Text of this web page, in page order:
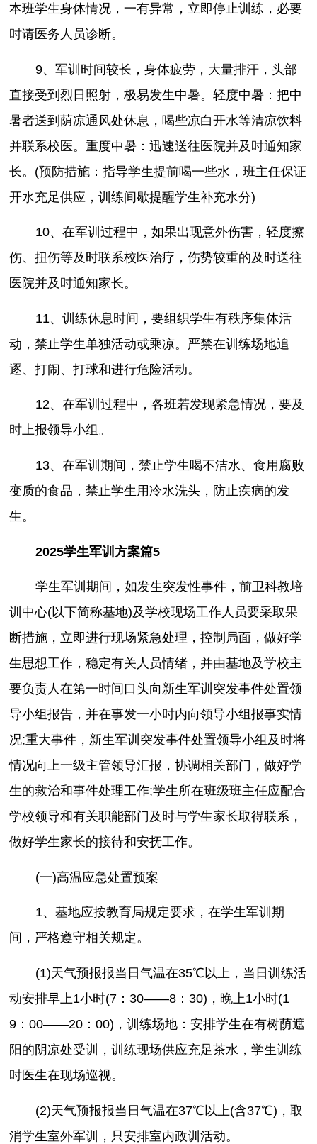
本班学生身体情况，一有异常，立即停止训练，必要
时请医务人员诊断。
9、军训时间较长，身体疲劳，大量排汗，头部
直接受到烈日照射，极易发生中暑。轻度中暑：把中
暑者送到荫凉通风处休息，喝些凉白开水等清凉饮料
并联系校医。重度中暑：迅速送往医院并及时通知家
长。(预防措施：指导学生提前喝一些水，班主任保证
开水充足供应，训练间歇提醒学生补充水分)
10、在军训过程中，如果出现意外伤害，轻度擦
伤、扭伤等及时联系校医治疗，伤势较重的及时送往
医院并及时通知家长。
11、训练休息时间，要组织学生有秩序集体活
动，禁止学生单独活动或乘凉。严禁在训练场地追
逐、打闹、打球和进行危险活动。
12、在军训过程中，各班若发现紧急情况，要及
时上报领导小组。
13、在军训期间，禁止学生喝不洁水、食用腐败
变质的食品，禁止学生用冷水洗头，防止疾病的发
生。
2025学生军训方案篇5
学生军训期间，如发生突发性事件，前卫科教培
训中心(以下简称基地)及学校现场工作人员要采取果
断措施，立即进行现场紧急处理，控制局面，做好学
生思想工作，稳定有关人员情绪，并由基地及学校主
要负责人在第一时间口头向新生军训突发事件处置领
导小组报告，并在事发一小时内向领导小组报事实情
况;重大事件，新生军训突发事件处置领导小组及时将
情况向上一级主管领导汇报，协调相关部门，做好学
生的救治和事件处理工作;学生所在班级班主任应配合
学校领导和有关职能部门及时与学生家长取得联系，
做好学生家长的接待和安抚工作。
(一)高温应急处置预案
1、基地应按教育局规定要求，在学生军训期
间，严格遵守相关规定。
(1)天气预报报当日气温在35℃以上，当日训练活
动安排早上1小时(7：30——8：30)，晚上1小时(1
9：00——20：00)，训练场地：安排学生在有树荫遮
阳的阴凉处受训，训练现场供应充足茶水，学生训练
时医生在现场巡视。
(2)天气预报报当日气温在37℃以上(含37℃)，取
消学生室外军训，只安排室内政训活动。